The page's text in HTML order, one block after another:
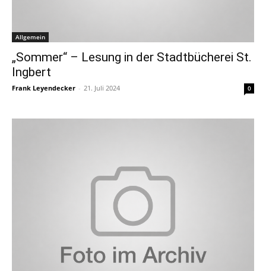
Allgemein
„Sommer“ – Lesung in der Stadtbücherei St.
Ingbert
Frank Leyendecker - 21. Juli 2024 0